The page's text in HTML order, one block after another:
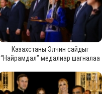
Казахстаны Элчин сайдыг
“Найрамдал” медалиар шагналаа